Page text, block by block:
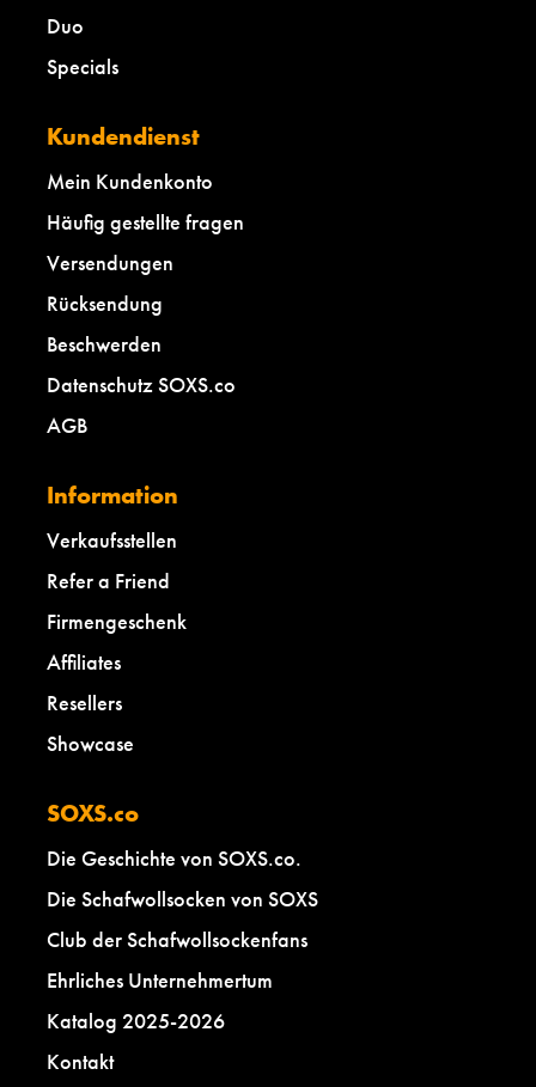
Duo
Specials
Kundendienst
Mein Kundenkonto
Häufig gestellte fragen
Versendungen
Rücksendung
Beschwerden
Datenschutz SOXS.co
AGB
Information
Verkaufsstellen
Refer a Friend
Firmengeschenk
Affiliates
Resellers
Showcase
SOXS.co
Die Geschichte von SOXS.co.
Die Schafwollsocken von SOXS
Club der Schafwollsockenfans
Ehrliches Unternehmertum
Katalog 2025-2026
Kontakt